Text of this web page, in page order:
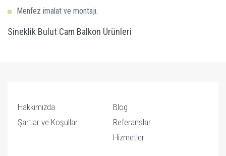
Menfez imalat ve montajı.
Sineklik Bulut Cam Balkon Ürünleri
Hakkımızda
Şartlar ve Koşullar
Blog
Referanslar
Hizmetler